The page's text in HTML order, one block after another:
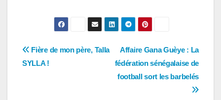
Navigation
Affaire Gana Guèye : La
fédération sénégalaise de
football sort les barbelés
Fière de mon père, Talla
SYLLA !